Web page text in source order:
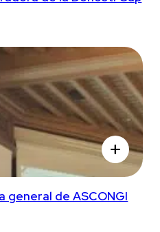
add
general de ASCONGI